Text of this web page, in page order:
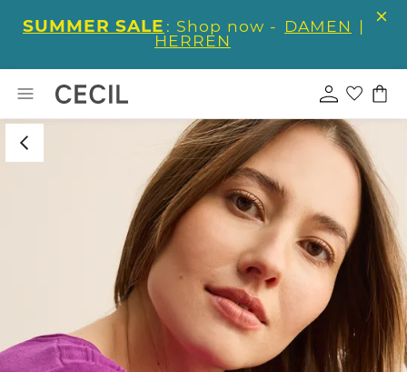
SUMMER SALE : Shop now - DAMEN |
HERREN